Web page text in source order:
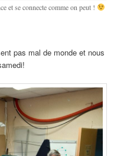
et se connecte comme on peut !
pas mal de monde et nous